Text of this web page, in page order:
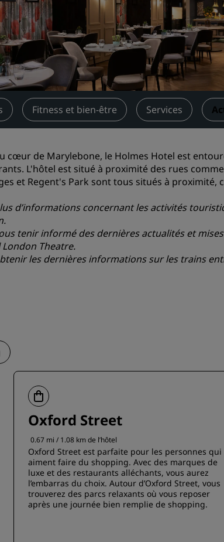
Rechercher des
Rechercher des
Restaurants
Rechercher un
Services
Application
Fitness et bien-être Services
cœur de Marylebone, le Holmes Hotel est
L'hôtel est situé à proximité des rues
et Regent's Park sont tous situés à proximité,
d’informations concernant les activités
.
tenir informé des dernières actualités et
London Theatre.
les dernières informations sur les trains
Oxford Street
0.67 mi / 1.08 km de l’hôtel
Oxford Street est parfaite pour les personnes qui
aiment faire du shopping. Avec des marques de
luxe et des restaurants alléchants, vous aurez
l’embarras du choix. Autour d’Oxford Street, vous
trouverez des parcs relaxants où vous reposer
après une journée bien remplie de shopping.